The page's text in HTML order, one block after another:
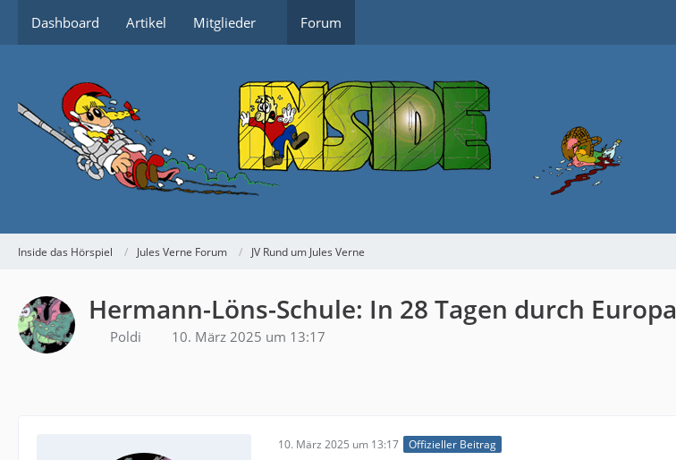
Dashboard Artikel Mitglieder Forum
Inside das Hörspiel Jules Verne Forum JV Rund um Jules Verne
Hermann-Löns-Schule: In 28 Tagen durch Europa
Poldi 10. März 2025 um 13:17
10. März 2025 um 13:17 Offizieller Beitrag